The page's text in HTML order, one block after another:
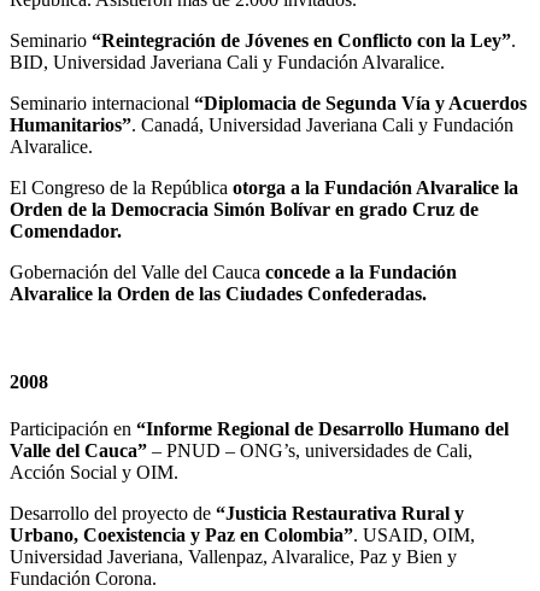
Seminario “Reintegración de Jóvenes en Conflicto con la Ley”.
BID, Universidad Javeriana Cali y Fundación Alvaralice.
Seminario internacional “Diplomacia de Segunda Vía y Acuerdos
Humanitarios”. Canadá, Universidad Javeriana Cali y Fundación
Alvaralice.
El Congreso de la República otorga a la Fundación Alvaralice la
Orden de la Democracia Simón Bolívar en grado Cruz de
Comendador.
Gobernación del Valle del Cauca concede a la Fundación
Alvaralice la Orden de las Ciudades Confederadas.
2008
Participación en “Informe Regional de Desarrollo Humano del
Valle del Cauca” – PNUD – ONG’s, universidades de Cali,
Acción Social y OIM.
Desarrollo del proyecto de “Justicia Restaurativa Rural y
Urbano, Coexistencia y Paz en Colombia”. USAID, OIM,
Universidad Javeriana, Vallenpaz, Alvaralice, Paz y Bien y
Fundación Corona.